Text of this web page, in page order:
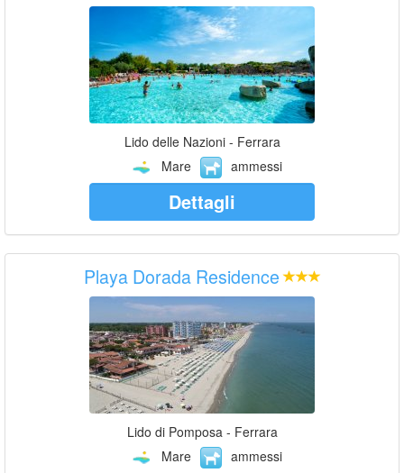
Lido delle Nazioni - Ferrara
Mare
ammessi
Dettagli
Playa Dorada Residence
Lido di Pomposa - Ferrara
Mare
ammessi